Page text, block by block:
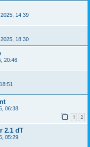
14:39
18:30
20:46
06:38
1 2
2.1 dT
05:29